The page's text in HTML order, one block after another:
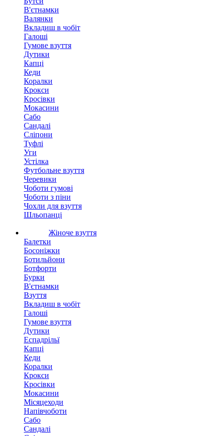
В'єтнамки
Валянки
Вкладиш в чобіт
Галоші
Гумове взуття
Дутики
Капці
Кеди
Коралки
Крокси
Кросівки
Мокасини
Сабо
Сандалі
Сліпони
Туфлі
Уги
Устілка
Футбольне взуття
Черевики
Чоботи гумові
Чоботи з піни
Чохли для взуття
Шльопанці
Жіноче взуття
Балетки
Босоніжки
Ботильйони
Ботфорти
Бурки
В'єтнамки
Взуття
Вкладиш в чобіт
Галоші
Гумове взуття
Дутики
Еспадрільї
Капці
Кеди
Коралки
Крокси
Кросівки
Мокасини
Місяцеходи
Напівчоботи
Сабо
Сандалі